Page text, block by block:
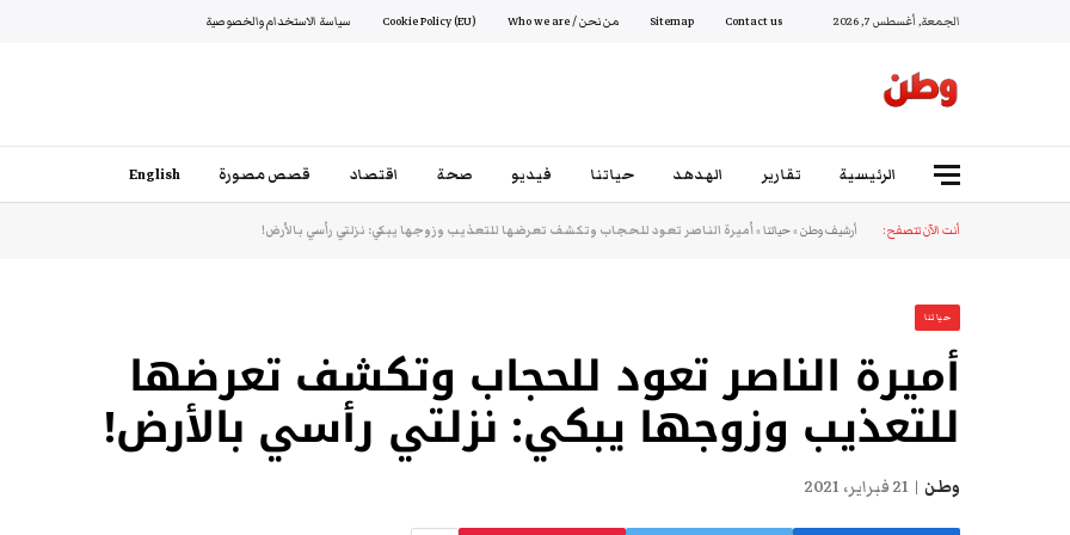
الجمعة, أغسطس 7, 2026 Contact us
Sitemap من نحن / Who we are Cookie Policy (EU) سياسة الاستخدام والخصوصية
الرئيسية تقارير الهدهد حياتنا فيديو صحة اقتصاد قصص مصورة English
أنت الآن تتصفح: أرشيف وطن»حياتنا»أميرة الناصر تعود للحجاب وتكشف تعرضها للتعذيب وزوجها يبكي: نزلتي رأسي بالأرض!
حياتنا
أميرة الناصر تعود للحجاب وتكشف تعرضها
للتعذيب وزوجها يبكي: نزلتي رأسي بالأرض!
وطن 21 فبراير، 2021